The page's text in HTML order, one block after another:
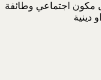
مكون اجتماعي وطائفة
دينية